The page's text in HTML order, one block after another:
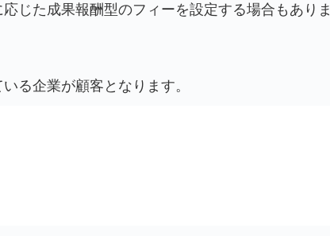
じた成果報酬型のフィーを設定する場合もありま
る企業が顧客となります。